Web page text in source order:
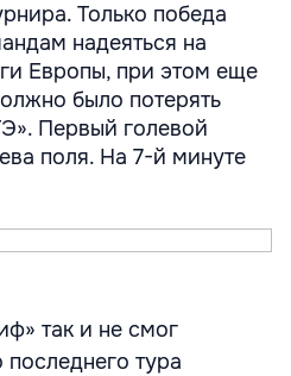
Только победа
надеяться на
Европы, при этом еще
было потерять
Первый голевой
поля. На 7-й минуте
так и не смог
последнего тура